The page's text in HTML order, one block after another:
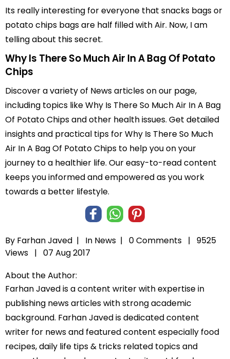
Its really interesting for everyone that snacks bags or
potato chips bags are half filled with Air. Now, I am
telling about this secret.
Why Is There So Much Air In A Bag Of Potato
Chips
Discover a variety of News articles on our page,
including topics like Why Is There So Much Air In A Bag
Of Potato Chips and other health issues. Get detailed
insights and practical tips for Why Is There So Much
Air In A Bag Of Potato Chips to help you on your
journey to a healthier life. Our easy-to-read content
keeps you informed and empowered as you work
towards a better lifestyle.
By Farhan Javed | In News | 0 Comments | 9525
Views | 07 Aug 2017
About the Author:
Farhan Javed is a content writer with expertise in
publishing news articles with strong academic
background. Farhan Javed is dedicated content
writer for news and featured content especially food
recipes, daily life tips & tricks related topics and